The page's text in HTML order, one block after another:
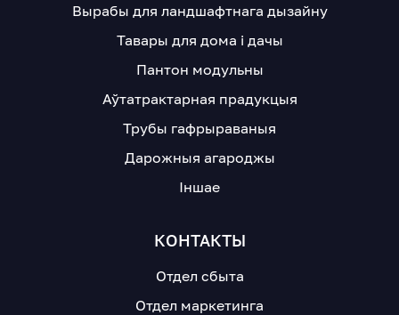
Вырабы для ландшафтнага дызайну
Тавары для дома і дачы
Пантон модульны
Аўтатрактарная прадукцыя
Трубы гафрыраваныя
Дарожныя агароджы
Іншае
КОНТАКТЫ
Отдел сбыта
Отдел маркетинга